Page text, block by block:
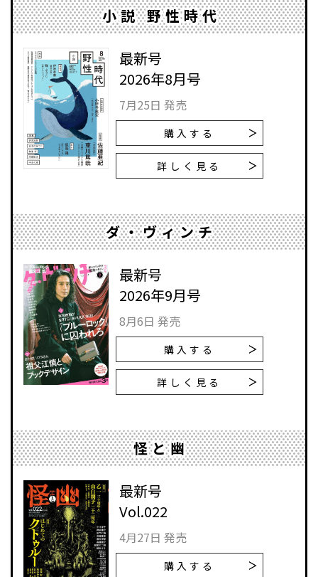
小説 野性時代
最新号
2026年8月号
7月25日 発売
購入する
詳しく見る
ダ・ヴィンチ
最新号
2026年9月号
8月6日 発売
購入する
詳しく見る
怪と幽
最新号
Vol.022
4月27日 発売
購入する